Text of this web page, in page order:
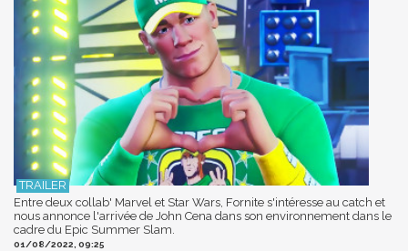
Entre deux collab' Marvel et Star Wars, Fornite s'intéresse au catch et
nous annonce l'arrivée de John Cena dans son environnement dans le
cadre du Epic Summer Slam.
01/08/2022, 09:25